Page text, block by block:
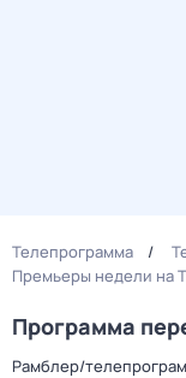
Телепрограмма
Премьеры недели на
Программа
Рамблер/